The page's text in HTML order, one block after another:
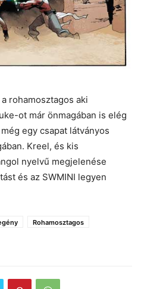
rohamosztagos aki
ot már önmagában is elég
egy csapat látványos
Kreel, és kis
nyelvű megjelenése
és az SWMINI legyen
Rohamosztagos